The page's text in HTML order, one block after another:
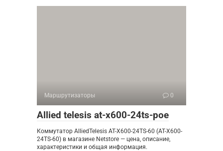
Маршрутизаторы 0
Allied telesis at-x600-24ts-poe
Коммутатор AlliedTelesis AT-X600-24TS-60 (AT-X600-
24TS-60) в магазине Netstore — цена, описание,
характеристики и общая информация.